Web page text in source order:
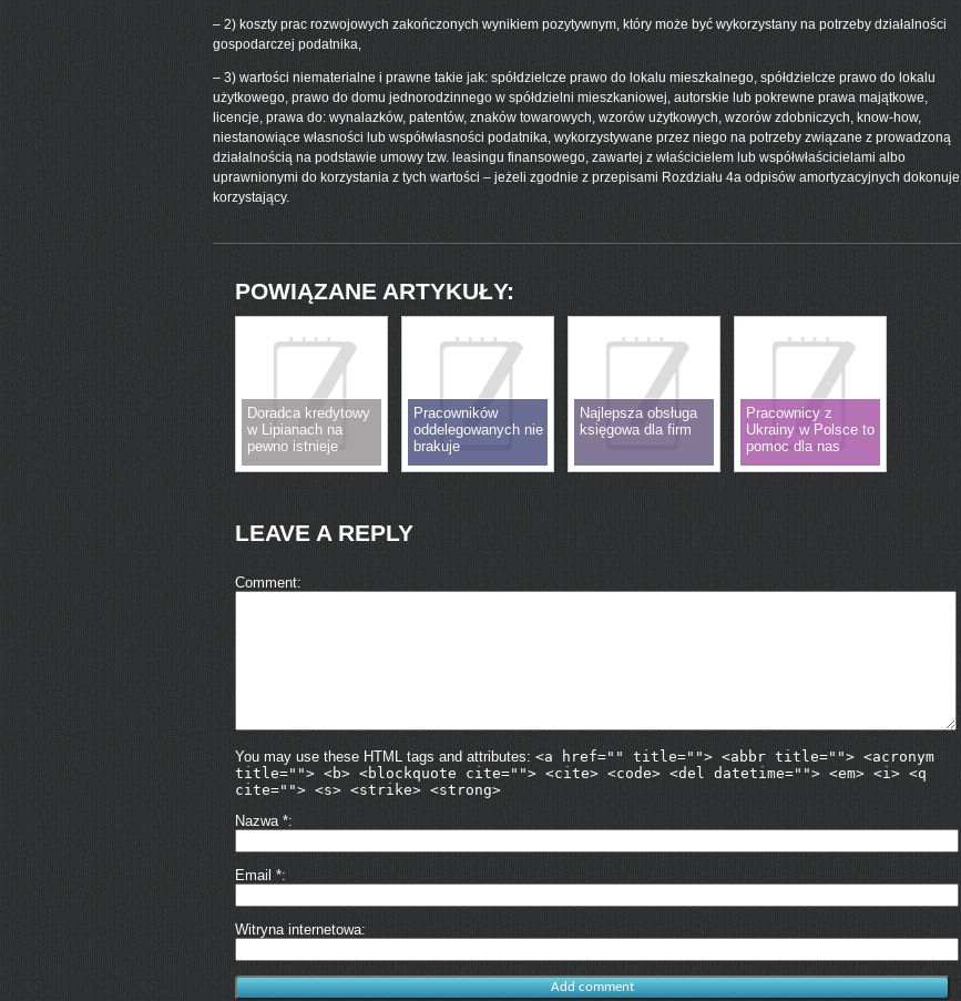
– 2) koszty prac rozwojowych zakończonych wynikiem pozytywnym, który może być wykorzystany na potrzeby działalności
gospodarczej podatnika,
– 3) wartości niematerialne i prawne takie jak: spółdzielcze prawo do lokalu mieszkalnego, spółdzielcze prawo do lokalu
użytkowego, prawo do domu jednorodzinnego w spółdzielni mieszkaniowej, autorskie lub pokrewne prawa majątkowe,
licencje, prawa do: wynalazków, patentów, znaków towarowych, wzorów użytkowych, wzorów zdobniczych, know-how,
niestanowiące własności lub współwłasności podatnika, wykorzystywane przez niego na potrzeby związane z prowadzoną
działalnością na podstawie umowy tzw. leasingu finansowego, zawartej z właścicielem lub współwłaścicielami albo
uprawnionymi do korzystania z tych wartości – jeżeli zgodnie z przepisami Rozdziału 4a odpisów amortyzacyjnych dokonuje
korzystający.
POWIĄZANE ARTYKUŁY:
Doradca kredytowy
w Lipianach na
pewno istnieje
Pracowników
oddelegowanych nie
brakuje
Najlepsza obsługa
księgowa dla firm
Pracownicy z
Ukrainy w Polsce to
pomoc dla nas
LEAVE A REPLY
Comment
You may use these HTML tags and attributes: <a href="" title=""> <abbr title=""> <acronym
title=""> <b> <blockquote cite=""> <cite> <code> <del datetime=""> <em> <i> <q
cite=""> <s> <strike> <strong>
Nazwa *
Email *
Witryna internetowa